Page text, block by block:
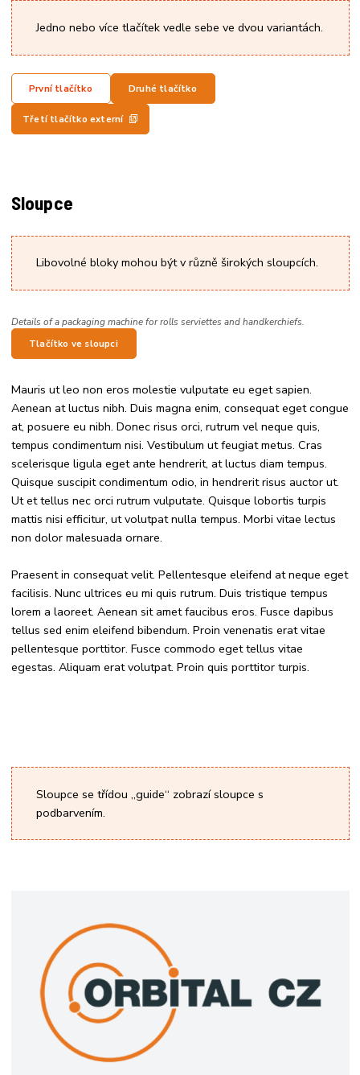
Jedno nebo více tlačítek vedle sebe ve dvou variantách.
První tlačítko Druhé tlačítko
Třetí tlačítko externí
Sloupce
Libovolné bloky mohou být v různě širokých sloupcích.
Details of a packaging machine for rolls serviettes and handkerchiefs.
Tlačítko ve sloupci
Mauris ut leo non eros molestie vulputate eu eget sapien.
Aenean at luctus nibh. Duis magna enim, consequat eget congue
at, posuere eu nibh. Donec risus orci, rutrum vel neque quis,
tempus condimentum nisi. Vestibulum ut feugiat metus. Cras
scelerisque ligula eget ante hendrerit, at luctus diam tempus.
Quisque suscipit condimentum odio, in hendrerit risus auctor ut.
Ut et tellus nec orci rutrum vulputate. Quisque lobortis turpis
mattis nisi efficitur, ut volutpat nulla tempus. Morbi vitae lectus
non dolor malesuada ornare.
Praesent in consequat velit. Pellentesque eleifend at neque eget
facilisis. Nunc ultrices eu mi quis rutrum. Duis tristique tempus
lorem a laoreet. Aenean sit amet faucibus eros. Fusce dapibus
tellus sed enim eleifend bibendum. Proin venenatis erat vitae
pellentesque porttitor. Fusce commodo eget tellus vitae
egestas. Aliquam erat volutpat. Proin quis porttitor turpis.
Sloupce se třídou „guide“ zobrazí sloupce s
podbarvením.